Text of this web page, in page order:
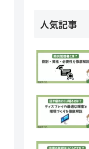
人気記事